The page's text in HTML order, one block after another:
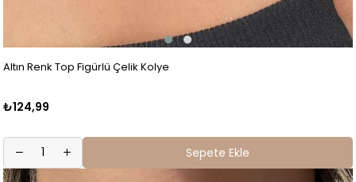
Altın Renk Top Figürlü Çelik Kolye
₺124,99
Sepete Ekle